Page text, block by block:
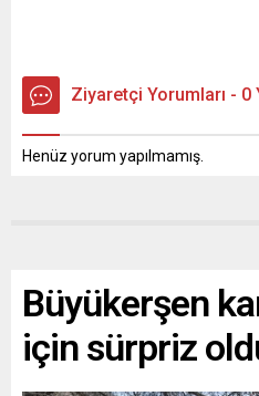
Ziyaretçi Yorumları - 0
Henüz yorum yapılmamış.
Büyükerşen
için sürpriz